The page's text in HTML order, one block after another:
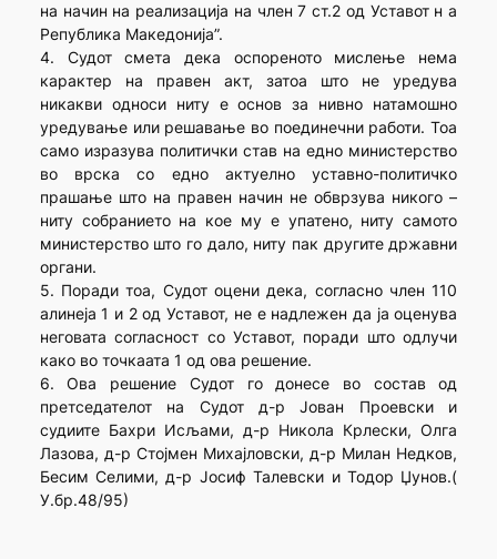
на начин на реализација на член 7 ст.2 од Уставот н а
Република Македонија”.
4. Судот смета дека оспореното мислење нема
карактер на правен акт, затоа што не уредува
никакви односи ниту е основ за нивно натамошно
уредување или решавање во поединечни работи. Тоа
само изразува политички став на едно министерство
во врска со едно актуелно уставно-политичко
прашање што на правен начин не обврзува никого –
ниту собранието на кое му е упатено, ниту самото
министерство што го дало, ниту пак другите државни
органи.
5. Поради тоа, Судот оцени дека, согласно член 110
алинеја 1 и 2 од Уставот, не е надлежен да ја оценува
неговата согласност со Уставот, поради што одлучи
како во точкаата 1 од ова решение.
6. Ова решение Судот го донесе во состав од
претседателот на Судот д-р Јован Проевски и
судиите Бахри Исљами, д-р Никола Крлески, Олга
Лазова, д-р Стојмен Михајловски, д-р Милан Недков,
Бесим Селими, д-р Јосиф Талевски и Тодор Џунов.(
У.бр.48/95)